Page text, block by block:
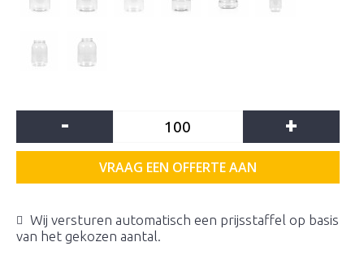
- +
VRAAG EEN OFFERTE AAN
Wij versturen automatisch een prijsstaffel op basis
van het gekozen aantal.